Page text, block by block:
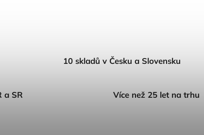
10 skladů v Česku a Slovensku
a SR Více než 25 let na trhu